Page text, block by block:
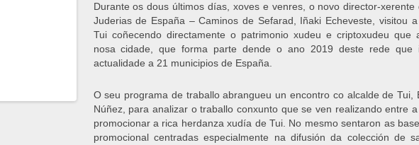
Durante os dous últimos días, xoves e venres, o novo director-xerente
Juderias de España – Caminos de Sefarad, Iñaki Echeveste, visitou
Tui coñecendo directamente o patrimonio xudeu e criptoxudeu que
nosa cidade, que forma parte dende o ano 2019 deste rede que
actualidade a 21 municipios de España.
O seu programa de traballo abrangueu un encontro co alcalde de
Núñez, para analizar o traballo conxunto que se ven realizando entre
promocionar a rica herdanza xudía de Tui. No mesmo sentaron as
promocional centradas especialmente na difusión da colección de